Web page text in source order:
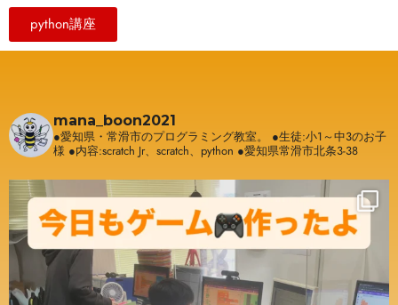
python講座
mana_boon2021
●愛知県・常滑市のプログラミング教室。
●生徒:小1～中3のお子
様 ●内容:scratch Jr、scratch、python ●愛知県常滑市北条3-38